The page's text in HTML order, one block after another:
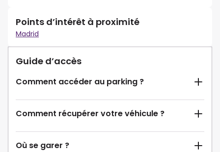
Points d’intérêt à proximité
Madrid
Guide d’accès
Comment accéder au parking ?
Comment récupérer votre véhicule ?
Où se garer ?